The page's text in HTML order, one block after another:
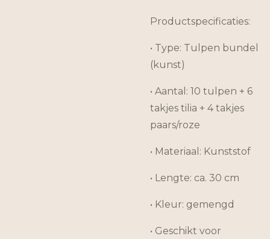
Productspecificaties:
• Type: Tulpen bundel
(kunst)
• Aantal: 10 tulpen + 6
takjes tilia + 4 takjes
paars/roze
• Materiaal: Kunststof
• Lengte: ca. 30 cm
• Kleur: gemengd
• Geschikt voor